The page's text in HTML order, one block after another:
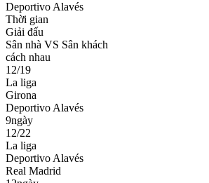
Deportivo Alavés
Thời gian
Giải đấu
Sân nhà VS Sân khách
cách nhau
12/19
La liga
Girona
Deportivo Alavés
9ngày
12/22
La liga
Deportivo Alavés
Real Madrid